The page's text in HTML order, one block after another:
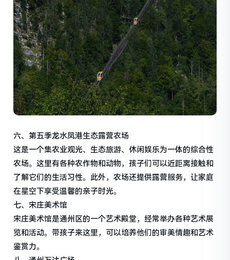
六、第五季龙水凤港生态露营农场
这是一个集农业观光、生态旅游、休闲娱乐为一体的综合性
农场。这里有各种农作物和动物，孩子们可以近距离接触和
了解它们的生活习性。此外，农场还提供露营服务，让家庭
在星空下享受温馨的亲子时光。
七、宋庄美术馆
宋庄美术馆是通州区的一个艺术殿堂，经常举办各种艺术展
览和活动。带孩子来这里，可以培养他们的审美情趣和艺术
鉴赏力。